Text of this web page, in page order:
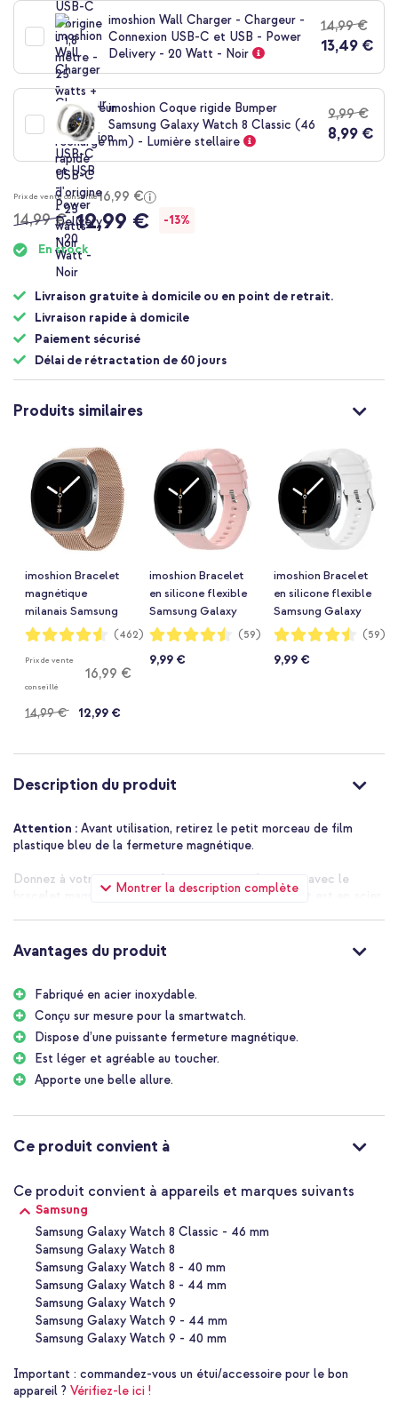
imoshion Wall Charger - Chargeur -
Connexion USB-C et USB - Power
Delivery - 20 Watt - Noir
14,99 €
13,49 €
imoshion Coque rigide Bumper
Samsung Galaxy Watch 8 Classic (46
mm) - Lumière stellaire
9,99 €
8,99 €
Prix de vente conseillé16,99 €
14,99 € 12,99 €
-13%
En stock
Livraison gratuite à domicile ou en point de retrait.
Livraison rapide à domicile
Paiement sécurisé
Délai de rétractation de 60 jours
Produits similaires
imoshion Bracelet
magnétique
milanais Samsung
Galaxy Watch 9
8 (40/44mm) /
Classic (46mm) -
Notation:
91%
(462)
Prix de vente
conseillé
16,99 €
14,99 € 12,99 €
imoshion Bracelet
en silicone flexible
Samsung Galaxy
Watch 9
8 (40/44mm) /
Notation:
89%
(59)
9,99 €
imoshion Bracelet
en silicone flexible
Samsung Galaxy
Watch 9
8 (40/44mm) /
Notation:
89%
(59)
9,99 €
Description du produit
Montrer la description complète
Attention : Avant utilisation, retirez le petit morceau de film
plastique bleu de la fermeture magnétique.
Donnez à votre smartwatch une apparence luxueuse avec le
bracelet magnétique milanais d'imoshion ! Le bracelet est en acier
poignet et est agréable au toucher. L'ensemble du bracelet est
magnétique et peut donc être facilement ajusté à la
Acier inoxydable tressé
Le bracelet magnétique milanais d'imoshion est un bracelet souple
et luxueux. Le bracelet est fabriqué en acier inoxydable de haute
qualité. Le bracelet en acier inoxydable tressé s'adapte bien à
votre poignet et est agréable au toucher. De plus, votre
L'ensemble du bracelet est magnétique. Cela rend le bracelet
bracelet entièrement réglable assure un ajustement serré.
Facile à fixer à votre smartwatch
Le bracelet magnétique milanais d'imoshion est facile à fixer à
votre smartwatch. Placez votre smartwatch avec l'écran vers le
bas sur une surface propre, par exemple un chiffon propre.
Pourquoi le bracelet magnétique milanais d'imoshion ?
Fabriqué en acier inoxydable de bonne qualité
luxueuse
Avantages du produit
Fabriqué en acier inoxydable.
Conçu sur mesure pour la smartwatch.
Dispose d’une puissante fermeture magnétique.
Est léger et agréable au toucher.
Apporte une belle allure.
Ce produit convient à
Ce produit convient à appareils et marques suivants
Samsung
Samsung Galaxy Watch 8 Classic - 46 mm
Samsung Galaxy Watch 8
Samsung Galaxy Watch 8 - 40 mm
Samsung Galaxy Watch 8 - 44 mm
Samsung Galaxy Watch 9
Samsung Galaxy Watch 9 - 44 mm
Samsung Galaxy Watch 9 - 40 mm
Important : commandez-vous un étui/accessoire pour le bon
appareil ? Vérifiez-le ici !